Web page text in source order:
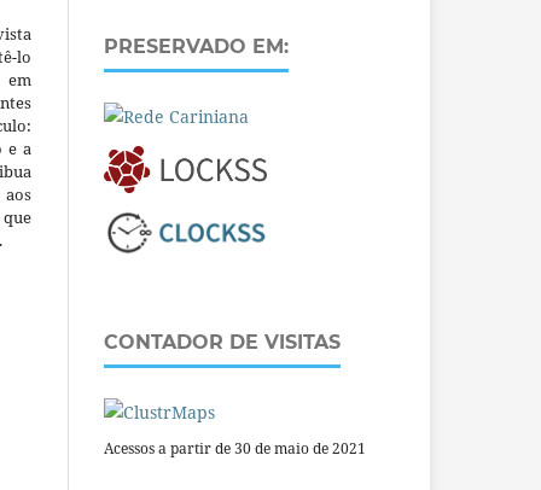
lo
em
e a
PRESERVADO EM:
CONTADOR DE VISITAS
Acessos a partir de 30 de maio de 2021